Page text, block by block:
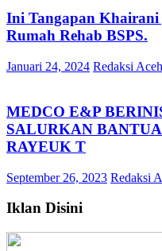
Ini Tangapan
Rumah Rehab BSPS.
Januari 24, 2024 Redaksi Aceh
MEDCO E&P
SALURKAN
RAYEUK T
September 26, 2023 Redaksi
Iklan Disini